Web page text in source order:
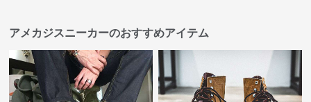
アメカジスニーカーのおすすめアイテム